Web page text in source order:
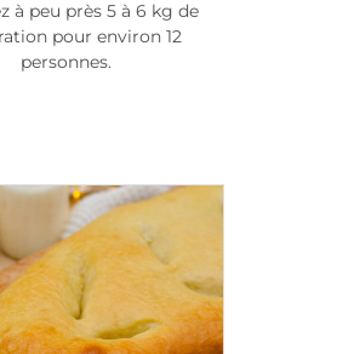
à peu près 5 à 6 kg de
pour environ 12
personnes.